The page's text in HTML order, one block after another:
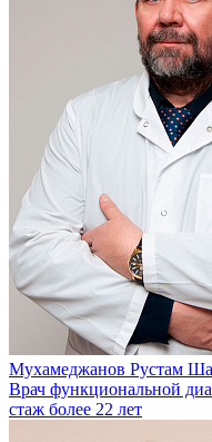
Мухамеджанов Рустам
Врач функциональной
стаж более 22 лет